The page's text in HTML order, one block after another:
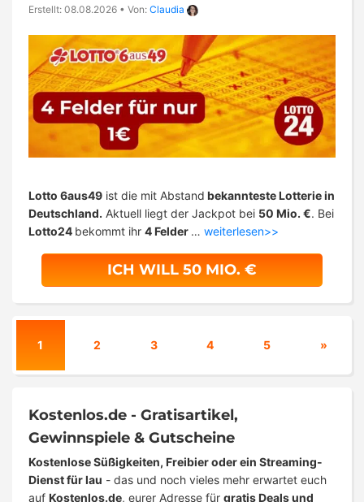
Erstellt: 08.08.2026 • Von: Claudia
Lotto 6aus49 ist die mit Abstand bekannteste Lotterie in
Deutschland. Aktuell liegt der Jackpot bei 50 Mio. €. Bei
Lotto24 bekommt ihr 4 Felder … weiterlesen>>
ICH WILL 50 MIO. €
1 2 3 4 5 »
Kostenlos.de - Gratisartikel,
Gewinnspiele & Gutscheine
Kostenlose Süßigkeiten, Freibier oder ein Streaming-
Dienst für lau - das und noch vieles mehr erwartet euch
auf Kostenlos.de, eurer Adresse für gratis Deals und